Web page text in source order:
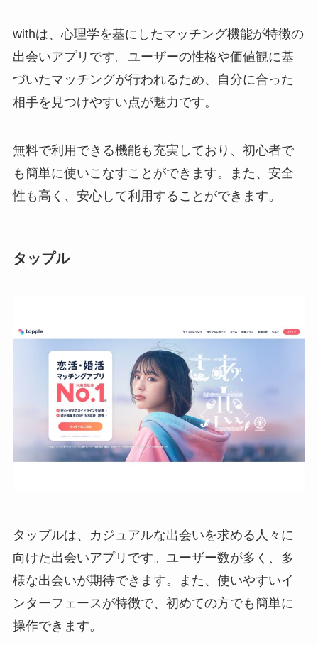
withは、心理学を基にしたマッチング機能が特徴の
出会いアプリです。ユーザーの性格や価値観に基
づいたマッチングが行われるため、自分に合った
相手を見つけやすい点が魅力です。
無料で利用できる機能も充実しており、初心者で
も簡単に使いこなすことができます。また、安全
性も高く、安心して利用することができます。
タップル
タップルは、カジュアルな出会いを求める人々に
向けた出会いアプリです。ユーザー数が多く、多
様な出会いが期待できます。また、使いやすいイ
ンターフェースが特徴で、初めての方でも簡単に
操作できます。